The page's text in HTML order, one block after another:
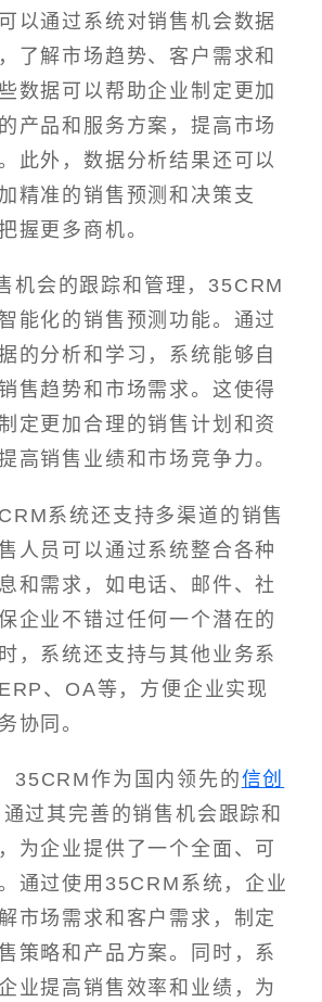
以通过系统对销售机会数据
了解市场趋势、客户需求和
数据可以帮助企业制定更加
产品和服务方案，提高市场
此外，数据分析结果还可以
精准的销售预测和决策支
握更多商机。
机会的跟踪和管理，35CRM
能化的销售预测功能。通过
的分析和学习，系统能够自
售趋势和市场需求。这使得
定更加合理的销售计划和资
高销售业绩和市场竞争力。
系统还支持多渠道的销售
人员可以通过系统整合各种
和需求，如电话、邮件、社
企业不错过任何一个潜在的
，系统还支持与其他业务系
、OA等，方便企业实现
协同。
35CRM作为国内领先的信创
过其完善的销售机会跟踪和
为企业提供了一个全面、可
通过使用35CRM系统，企业
市场需求和客户需求，制定
策略和产品方案。同时，系
业提高销售效率和业绩，为